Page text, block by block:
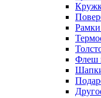
Рамки
Флеш